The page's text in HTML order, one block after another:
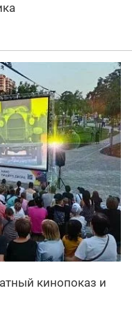
кинопоказ и